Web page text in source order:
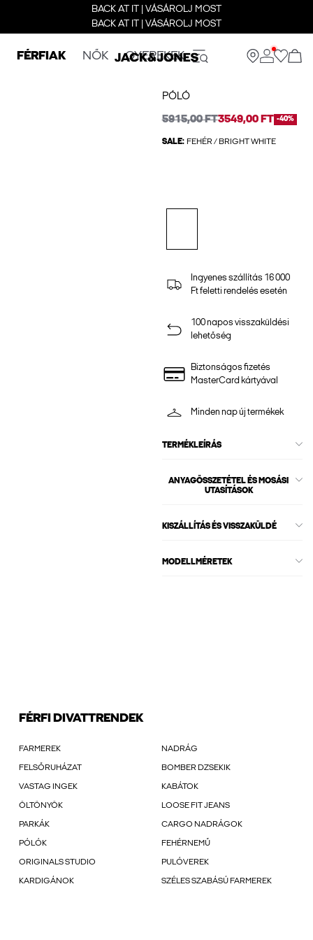
BACK AT IT | VÁSÁROLJ MOST
BACK AT IT | VÁSÁROLJ MOST
FÉRFIAK NŐK GYEREKEK
PÓLÓ
5915,00 FT3549,00 FT -40%
SALE: FEHÉR / BRIGHT WHITE
Ingyenes szállítás 16 000
Ft feletti rendelés esetén
100 napos visszaküldési
lehetőség
Biztonságos fizetés
MasterCard kártyával
Minden nap új termékek
TERMÉKLEÍRÁS
ANYAGÖSSZETÉTEL ÉS MOSÁSI
UTASÍTÁSOK
KISZÁLLÍTÁS ÉS VISSZAKÜLDÉ
MODELLMÉRETEK
FÉRFI DIVATTRENDEK
FARMEREK NADRÁG
FELSŐRUHÁZAT BOMBER DZSEKIK
VASTAG INGEK KABÁTOK
ÖLTÖNYÖK LOOSE FIT JEANS
PARKÁK CARGO NADRÁGOK
PÓLÓK FEHÉRNEMŰ
ORIGINALS STUDIO PULÓVEREK
KARDIGÁNOK SZÉLES SZABÁSÚ FARMEREK